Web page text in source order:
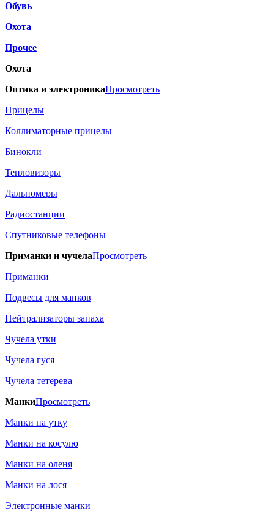
Обувь
Охота
Прочее
Охота
Оптика и электроникаПросмотреть
Прицелы
Коллиматорные прицелы
Бинокли
Тепловизоры
Дальномеры
Радиостанции
Спутниковые телефоны
Приманки и чучелаПросмотреть
Приманки
Подвесы для манков
Нейтрализаторы запаха
Чучела утки
Чучела гуся
Чучела тетерева
МанкиПросмотреть
Манки на утку
Манки на косулю
Манки на оленя
Манки на лося
Электронные манки